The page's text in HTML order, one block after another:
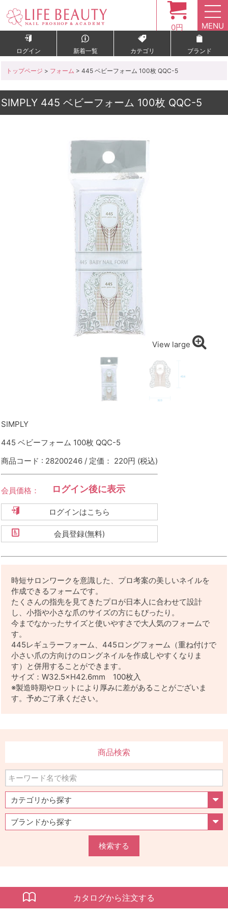
0円 MENU
ログイン 新着一覧 カテゴリ ブランド
トップページ > フォーム > 445 ベビーフォーム 100枚 QQC-5
SIMPLY 445 ベビーフォーム 100枚 QQC-5
View large
SIMPLY
445 ベビーフォーム 100枚 QQC-5
商品コード : 28200246 / 定価： 220円 (税込)
会員価格： ログイン後に表示
ログインはこちら
会員登録(無料)
時短サロンワークを意識した、プロ考案の美しいネイルを
作成できるフォームです。
たくさんの指先を見てきたプロが日本人に合わせて設計
し、小指や小さな爪のサイズの方にもぴったり。
今までなかったサイズと使いやすさで大人気のフォームで
す。
445レギュラーフォーム、445ロングフォーム（重ね付けで
小さい爪の方向けのロングネイルを作成しやすくなりま
す）と併用することができます。
サイズ：W32.5×H42.6mm 100枚入
※製造時期やロットにより厚みに差があることがございま
す。予めご了承ください。
商品検索
検索する
カタログから注文する